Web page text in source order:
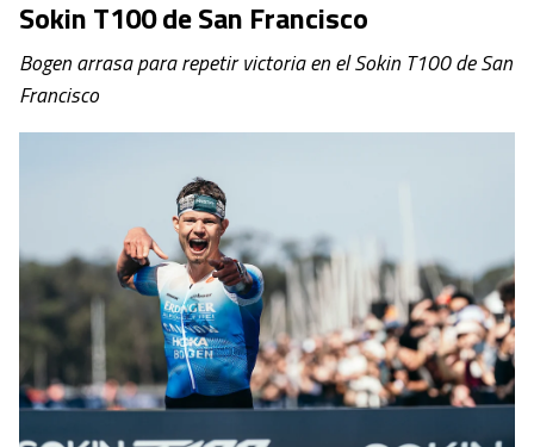
Sokin T100 de San Francisco
Bogen arrasa para repetir victoria en el Sokin T100 de San
Francisco